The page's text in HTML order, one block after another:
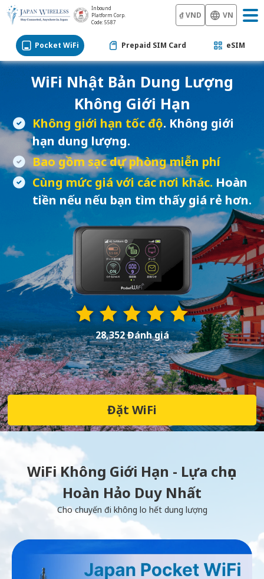
Inbound
Platform Corp.
Code: 5587
₫ VND VN
Pocket WiFi Prepaid SIM Card eSIM
WiFi Nhật Bản Dung Lượng
Không Giới Hạn
Không giới hạn tốc độ. Không giới
hạn dung lượng.
Bao gồm sạc dự phòng miễn phí
Cùng mức giá với các nơi khác. Hoàn
tiền nếu nếu bạn tìm thấy giá rẻ hơn.
28,352 Đánh giá
Đặt WiFi
WiFi Không Giới Hạn - Lựa chọn
Hoàn Hảo Duy Nhất
Cho chuyến đi không lo hết dung lượng